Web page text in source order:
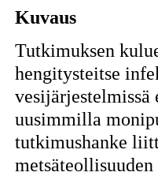
Kuvaus
Tutkimuksen
hengitysteitse
uusimmilla
tutkimushanke